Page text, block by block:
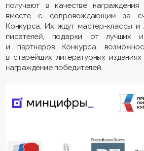
получают в качестве
вместе с сопровождающим за
Конкурса. Их ждут мастер-классы и
писателей, подарки от лучших
и партнеров Конкурса,
в старейших литературных
награждение победителей.